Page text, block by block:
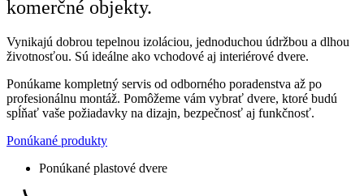
komerčné objekty.
Vynikajú dobrou tepelnou izoláciou, jednoduchou údržbou a dlhou
životnosťou. Sú ideálne ako vchodové aj interiérové dvere.
Ponúkame kompletný servis od odborného poradenstva až po
profesionálnu montáž. Pomôžeme vám vybrať dvere, ktoré budú
spĺňať vaše požiadavky na dizajn, bezpečnosť aj funkčnosť.
Ponúkané produkty
Ponúkané plastové dvere